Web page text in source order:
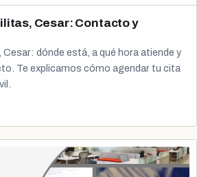
Cesar: Contacto y
dónde está, a qué hora atiende y
Te explicamos cómo agendar tu cita